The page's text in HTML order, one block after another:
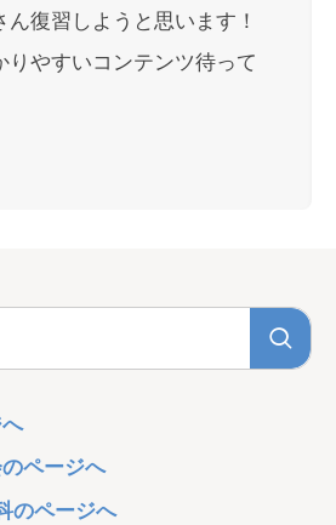
ん復習しようと思います！
りやすいコンテンツ待って
ページへ
のページへ